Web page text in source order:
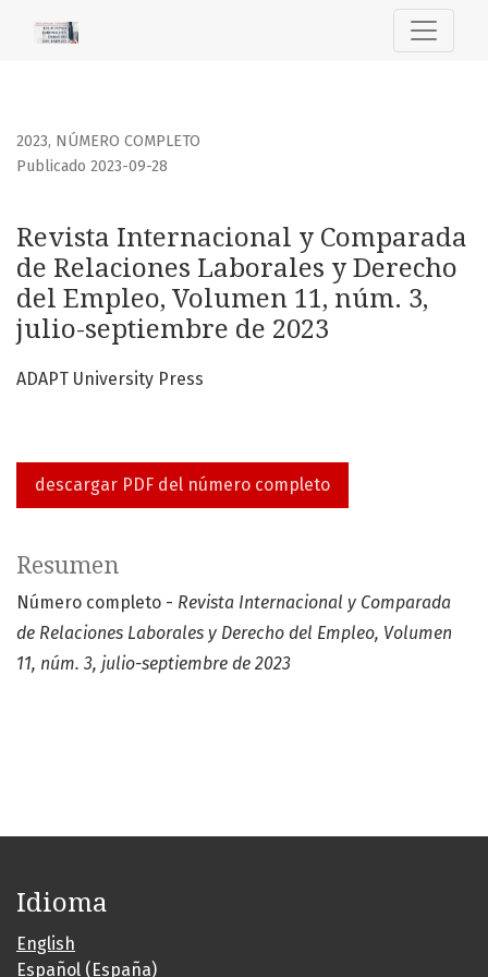
Revista Internacional y Comparada de Relaciones
2023, NÚMERO COMPLETO
Revista Internacional y Comparada
de Relaciones Laborales y Derecho
del Empleo, Volumen 11, núm. 3,
julio-septiembre de 2023
Publicado 2023-09-28
ADAPT University Press
descargar PDF del número completo
Resumen
Número completo - Revista Internacional y Comparada
de Relaciones Laborales y Derecho del Empleo, Volumen
11, núm. 3, julio-septiembre de 2023
Idioma
English
Español (España)